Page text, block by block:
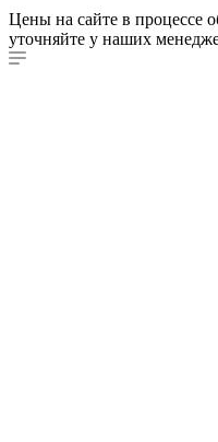
Цены на сайте в процессе
уточняйте у наших